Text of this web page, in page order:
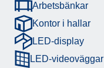
Arbetsbänkar
Kontor i hallar
LED-display
LED-videoväggar